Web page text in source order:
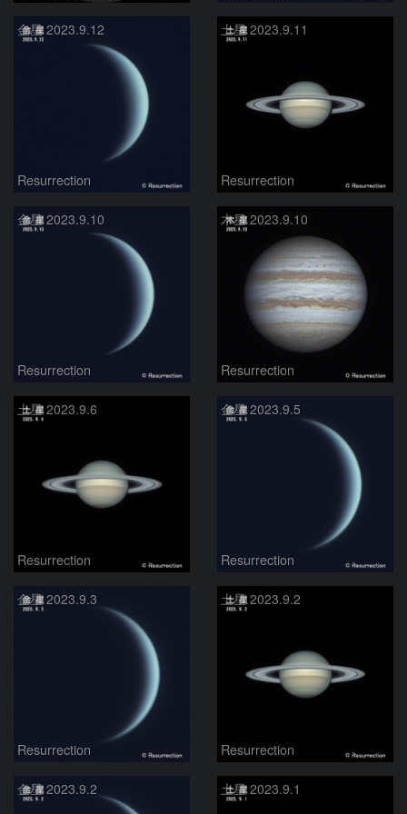
金星 2023.9.12
Resurrection
土星 2023.9.11
Resurrection
金星 2023.9.10
Resurrection
木星 2023.9.10
Resurrection
土星 2023.9.6
Resurrection
金星 2023.9.5
Resurrection
金星 2023.9.3
Resurrection
土星 2023.9.2
Resurrection
金星 2023.9.2 土星 2023.9.1